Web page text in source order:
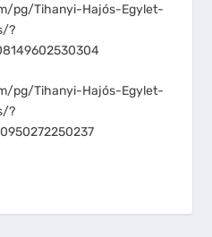
pg/Tihanyi-Hajós-Egylet-
?
pg/Tihanyi-Hajós-Egylet-
?